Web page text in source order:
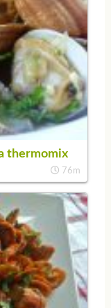
thermomix
76m